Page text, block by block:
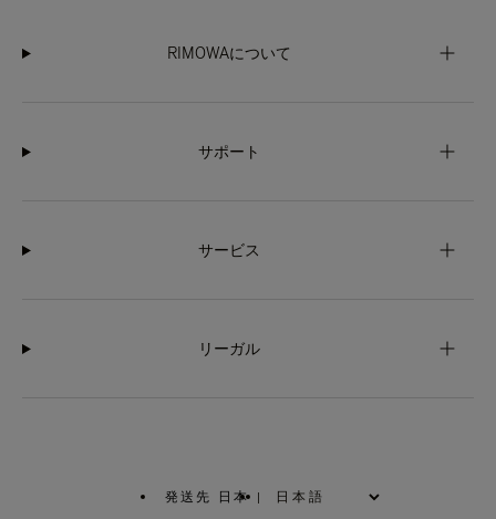
RIMOWAについて
サポート
サービス
リーガル
発送先 日本 |